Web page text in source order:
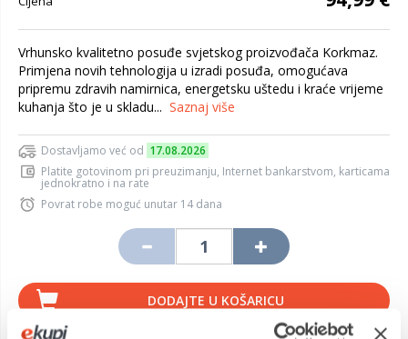
Vrhunsko kvalitetno posuđe svjetskog proizvođača Korkmaz.
Primjena novih tehnologija u izradi posuđa, omogućava
pripremu zdravih namirnica, energetsku uštedu i kraće vrijeme
kuhanja što je u skladu... Saznaj više
Dostavljamo već od 17.08.2026
Platite gotovinom pri preuzimanju, Internet bankarstvom, karticama
jednokratno i na rate
Povrat robe moguć unutar 14 dana
DODAJTE U KOŠARICU